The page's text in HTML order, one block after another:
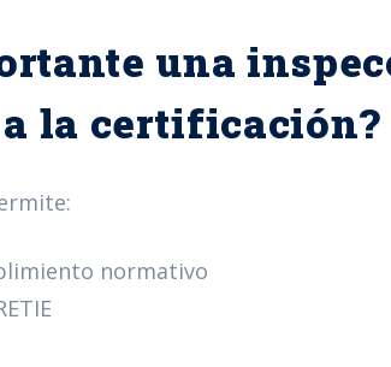
una
la certificación?
normativo